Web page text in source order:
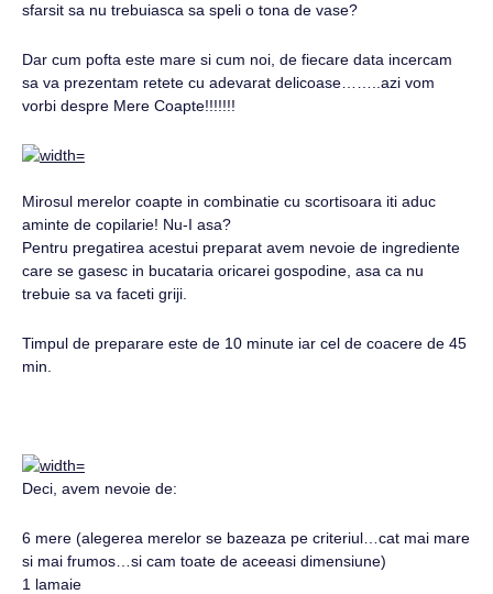
sfarsit sa nu trebuiasca sa speli o tona de vase?
Dar cum pofta este mare si cum noi, de fiecare data incercam
sa va prezentam retete cu adevarat delicoase……..azi vom
vorbi despre Mere Coapte!!!!!!!
Mirosul merelor coapte in combinatie cu scortisoara iti aduc
aminte de copilarie! Nu-I asa?
Pentru pregatirea acestui preparat avem nevoie de ingrediente
care se gasesc in bucataria oricarei gospodine, asa ca nu
trebuie sa va faceti griji.
Timpul de preparare este de 10 minute iar cel de coacere de 45
min.
Deci, avem nevoie de:
6 mere (alegerea merelor se bazeaza pe criteriul…cat mai mare
si mai frumos…si cam toate de aceeasi dimensiune)
1 lamaie